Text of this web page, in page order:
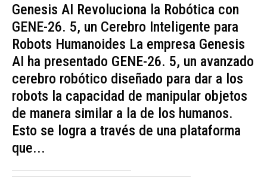
Genesis AI Revoluciona la Robótica con
GENE-26. 5, un Cerebro Inteligente para
Robots Humanoides La empresa Genesis
AI ha presentado GENE-26. 5, un avanzado
cerebro robótico diseñado para dar a los
robots la capacidad de manipular objetos
de manera similar a la de los humanos.
Esto se logra a través de una plataforma
que...